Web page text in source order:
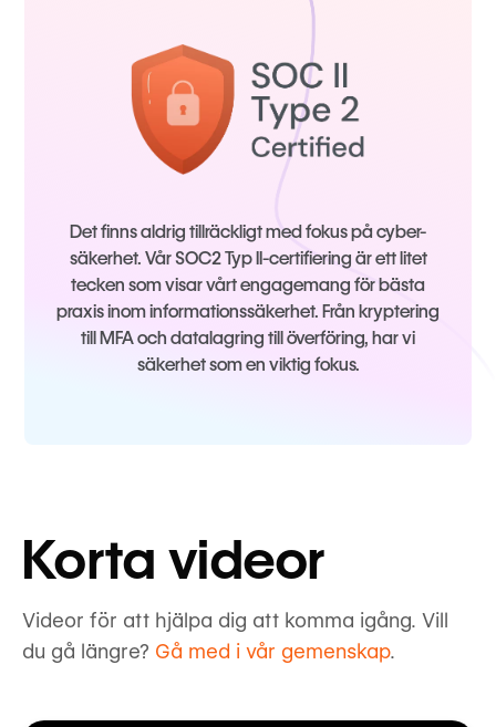
Det finns aldrig tillräckligt med fokus på cyber-
säkerhet. Vår SOC2 Typ II-certifiering är ett litet
tecken som visar vårt engagemang för bästa
praxis inom informationssäkerhet. Från kryptering
till MFA och datalagring till överföring, har vi
säkerhet som en viktig fokus.
Korta videor
Videor för att hjälpa dig att komma igång. Vill
du gå längre? Gå med i vår gemenskap.